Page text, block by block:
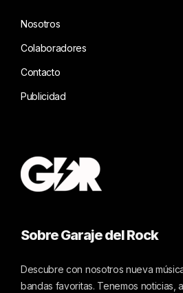
Nosotros
Colaboradores
Contacto
Publicidad
Sobre Garaje del Rock
Descubre con nosotros nueva
bandas favoritas. Tenemos noticias,